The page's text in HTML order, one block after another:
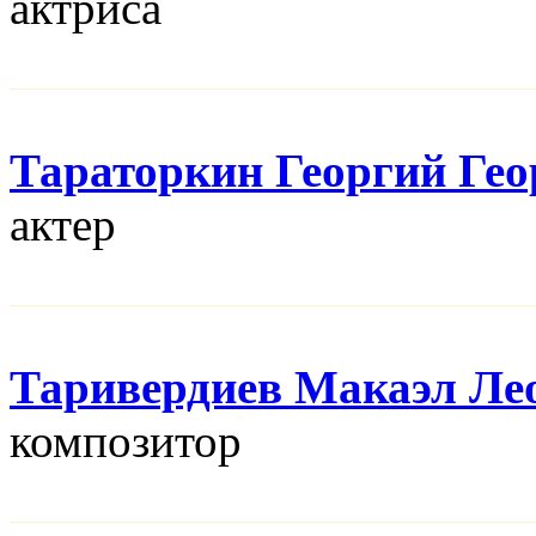
Тараторкин Георгий
актер
Таривердиев Макаэл
композитор